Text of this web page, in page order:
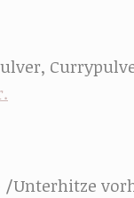
/Unterhitze